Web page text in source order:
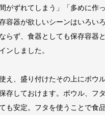
がずれてしまう」「多めに作
容器が欲しいシーンはいろい
らず、食器としても保存容器
ンしました。
え、盛り付けたその上にボウ
存しておけます。ボウル、フ
も安定。フタを使うことで食